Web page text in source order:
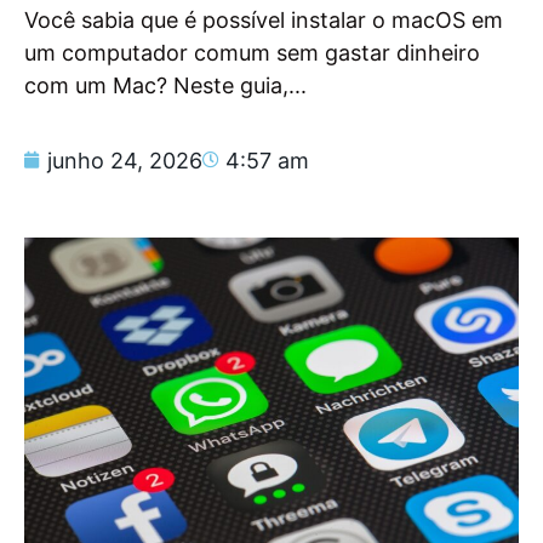
Você sabia que é possível instalar o macOS em
um computador comum sem gastar dinheiro
com um Mac? Neste guia,...
junho 24, 2026 4:57 am